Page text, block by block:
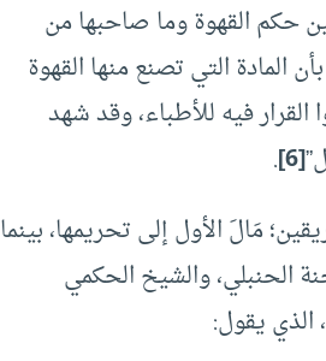
حكم القهوة وما صاحبها من
المادة التي تصنع منها القهوة
فيه للأطباء، وقد شهد
[6]
.
مَالَ الأول إلى تحريمها، بينما
الحنبلي، والشيخ الحكمي
الذي يقول: